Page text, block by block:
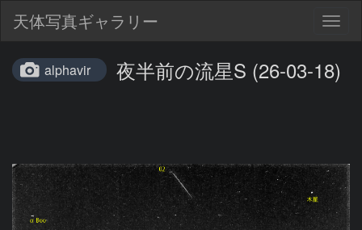
天体写真ギャラリー
alphavir 夜半前の流星S (26-03-18)